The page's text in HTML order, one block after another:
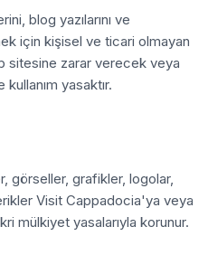
blog yazılarını ve
için kişisel ve ticari olmayan
sitesine zarar verecek veya
yasaktır.
görseller, grafikler, logolar,
Visit Cappadocia'ya veya
mülkiyet yasalarıyla korunur.